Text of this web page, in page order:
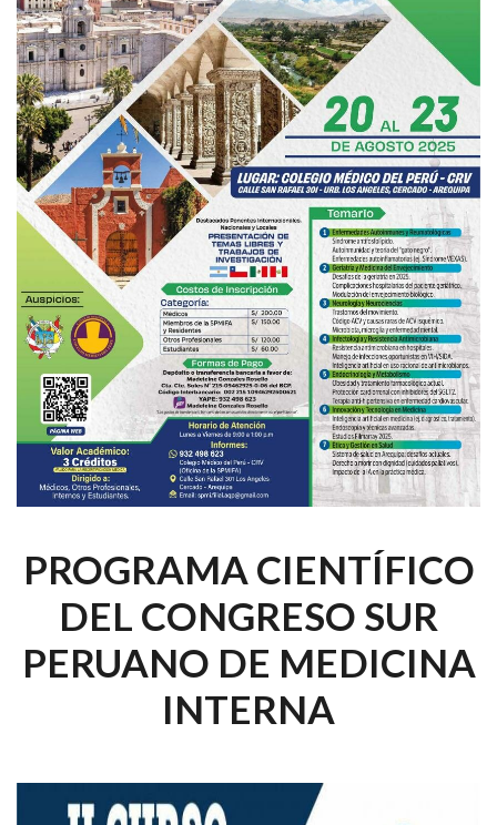
PROGRAMA CIENTÍFICO
DEL CONGRESO SUR
PERUANO DE MEDICINA
INTERNA